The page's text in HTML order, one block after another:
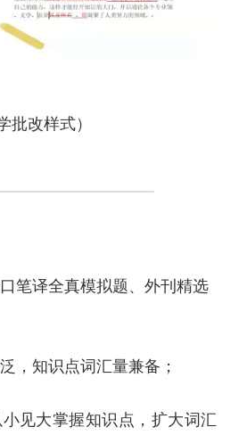
批改样式）
笔译全真模拟题、外刊精选
，知识点词汇量兼备；
见大掌握知识点，扩大词汇